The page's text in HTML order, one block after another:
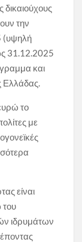
δικαιούχους
την
(υψηλή
31.12.2025
και
Ελλάδας.
το
με
είναι
του
ιδρυμάτων